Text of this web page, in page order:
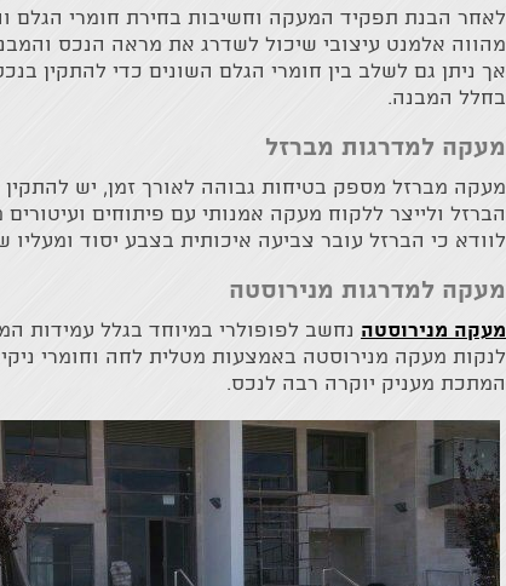
לאחר הבנת תפקיד המעקה וחשיבות בחירת חומרי הגלם
מהווה אלמנט עיצובי שיכול לשדרג את מראה הנכס
אך ניתן גם לשלב בין חומרי הגלם השונים כדי להתקין
בחלל המבנה.
מעקה למדרגות מברזל
מעקה מברזל מספק בטיחות גבוהה לאורך זמן, יש
הברזל ולייצר ללקוח מעקה אמנותי עם פיתוחים
לוודא כי הברזל עובר צביעה איכותית בצבע יסוד
מעקה למדרגות מנירוסטה
מעקה מנירוסטה נחשב לפופולרי במיוחד בגלל עמידות
לנקות מעקה מנירוסטה באמצעות מטלית לחה וחומרי
המתכת מעניק יוקרה רבה לנכס.